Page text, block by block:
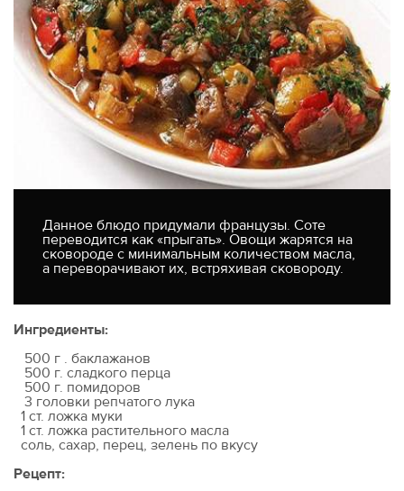
Данное блюдо придумали французы. Соте
переводится как «прыгать». Овощи жарятся на
сковороде с минимальным количеством масла,
а переворачивают их, встряхивая сковороду.
Ингредиенты:
500 г . баклажанов
500 г. сладкого перца
500 г. помидоров
3 головки репчатого лука
1 ст. ложка муки
1 ст. ложка растительного масла
соль, сахар, перец, зелень по вкусу
Рецепт: